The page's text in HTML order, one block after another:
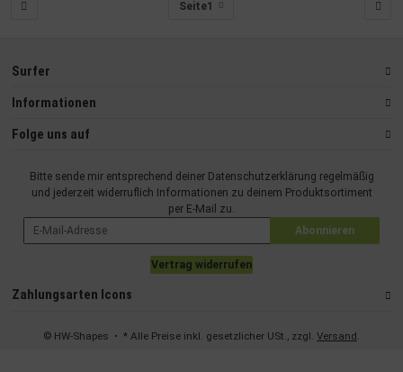
Seite1
Surfer
Informationen
Folge uns auf
Bitte sende mir entsprechend deiner Datenschutzerklärung regelmäßig
und jederzeit widerruflich Informationen zu deinem Produktsortiment
per E-Mail zu.
Abonnieren
Vertrag widerrufen
Zahlungsarten Icons
© HW-Shapes • * Alle Preise inkl. gesetzlicher USt., zzgl. Versand.